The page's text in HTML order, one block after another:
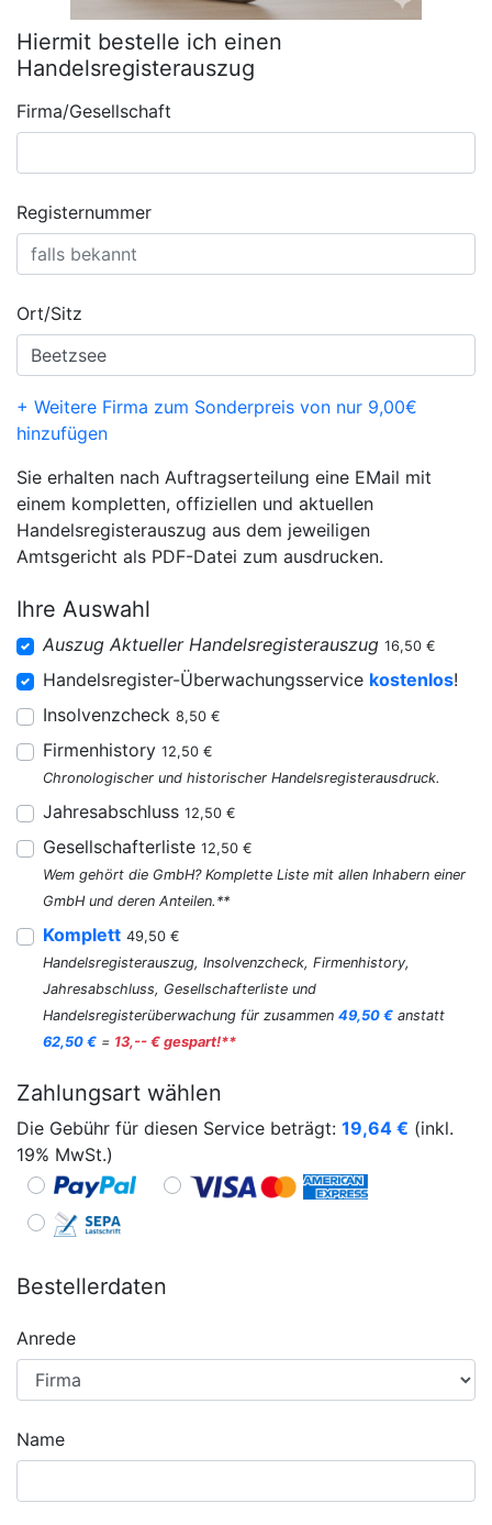
Hiermit bestelle ich einen
Handelsregisterauszug
Firma/Gesellschaft
Registernummer
Ort/Sitz
+ Weitere Firma zum Sonderpreis von nur 9,00€
hinzufügen
Sie erhalten nach Auftragserteilung eine EMail mit
einem kompletten, offiziellen und aktuellen
Handelsregisterauszug aus dem jeweiligen
Amtsgericht als PDF-Datei zum ausdrucken.
Ihre Auswahl
Auszug Aktueller Handelsregisterauszug 16,50 €
Handelsregister-Überwachungsservice kostenlos!
Insolvenzcheck 8,50 €
Firmenhistory 12,50 €
Chronologischer und historischer Handelsregisterausdruck.
Jahresabschluss 12,50 €
Gesellschafterliste 12,50 €
Wem gehört die GmbH? Komplette Liste mit allen Inhabern einer
GmbH und deren Anteilen.**
Komplett 49,50 €
Handelsregisterauszug, Insolvenzcheck, Firmenhistory,
Jahresabschluss, Gesellschafterliste und
Handelsregisterüberwachung für zusammen 49,50 € anstatt
62,50 € = 13,-- € gespart!**
Zahlungsart wählen
Die Gebühr für diesen Service beträgt: 19,64 € (inkl.
19% MwSt.)
Bestellerdaten
Anrede
Name